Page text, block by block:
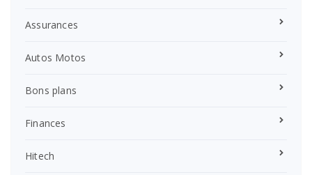
Assurances
Autos Motos
Bons plans
Finances
Hitech